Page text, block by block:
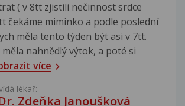
( v 8tt zjistili nečinnost srdce
čekáme miminko a podle poslední
měla tento týden být asi v 7tt.
měla nahnědlý výtok, a poté si
více
lékař:
Zdeňka Janoušková